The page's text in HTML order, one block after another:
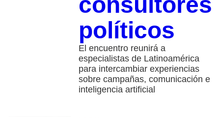
políticos
El encuentro reunirá a
especialistas de Latinoamérica
para intercambiar experiencias
sobre campañas, comunicación e
inteligencia artificial